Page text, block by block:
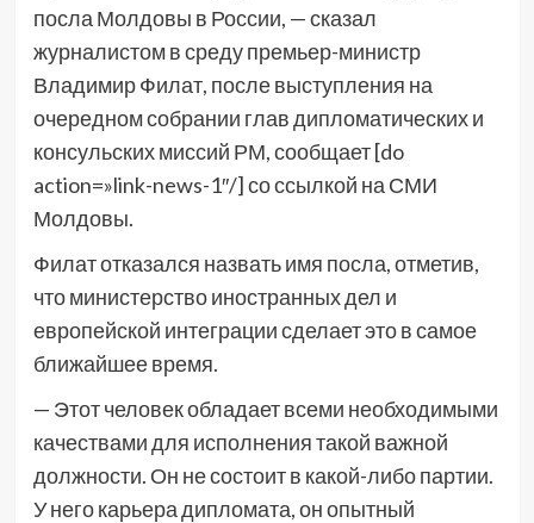
посла Молдовы в России, — сказал
журналистом в среду премьер-министр
Владимир Филат, после выступления на
очередном собрании глав дипломатических и
консульских миссий РМ, сообщает [do
action=»link-news-1″/] со ссылкой на СМИ
Молдовы.
Филат отказался назвать имя посла, отметив,
что министерство иностранных дел и
европейской интеграции сделает это в самое
ближайшее время.
— Этот человек обладает всеми необходимыми
качествами для исполнения такой важной
должности. Он не состоит в какой-либо партии.
У него карьера дипломата, он опытный